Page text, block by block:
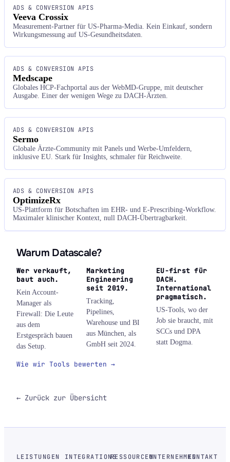
ADS & CONVERSION APIS
Veeva Crossix
Measurement-Partner für US-Pharma-Media. Kein Einkauf, sondern
Wirkungsmessung auf US-Gesundheitsdaten.
ADS & CONVERSION APIS
Medscape
Globales HCP-Fachportal aus der WebMD-Gruppe, mit deutscher
Ausgabe. Einer der wenigen Wege zu DACH-Ärzten.
ADS & CONVERSION APIS
Sermo
Globale Ärzte-Community mit Panels und Werbe-Umfeldern,
inklusive EU. Stark für Insights, schmaler für Reichweite.
ADS & CONVERSION APIS
OptimizeRx
US-Plattform für Botschaften im EHR- und E-Prescribing-Workflow.
Maximaler klinischer Kontext, null DACH-Übertragbarkeit.
Warum Datascale?
Wer verkauft,
baut auch.
Kein Account-
Manager als
Firewall: Die Leute
aus dem
Erstgespräch bauen
das Setup.
Marketing
Engineering
seit 2019.
Tracking,
Pipelines,
Warehouse und BI
aus München, als
GmbH seit 2024.
EU-first für
DACH.
International
pragmatisch.
US-Tools, wo der
Job sie braucht, mit
SCCs und DPA
statt Dogma.
Wie wir Tools bewerten →
← Zurück zur Übersicht
LEISTUNGEN INTEGRATIONSRESSOURCENUNTERNEHMENKONTAKT